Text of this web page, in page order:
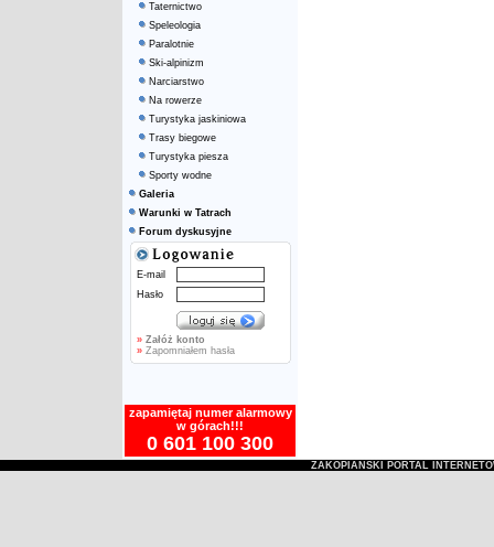
Taternictwo
Speleologia
Paralotnie
Ski-alpinizm
Narciarstwo
Na rowerze
Turystyka jaskiniowa
Trasy biegowe
Turystyka piesza
Sporty wodne
Galeria
Warunki w Tatrach
Forum dyskusyjne
E-mail
Hasło
» Załóż konto
»Zapomniałem hasła
zapamiętaj numer alarmowy
w górach!!!
0 601 100 300
ZAKOPIAŃSKI PORTAL